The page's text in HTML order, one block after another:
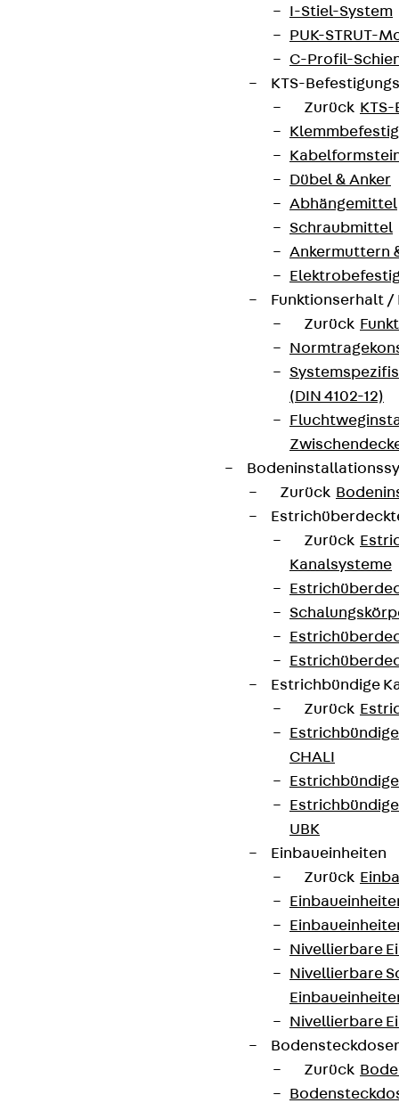
I-Stiel-System
PUK-STRUT-
C-Profil-
KTS-
Zurück
Dübel & Anker
Abhängemittel
Schraubmittel
Ankermuttern
Funktionserhalt
Zurück
(DIN 4102-12)
Zurück
Zurück
Kanalsysteme
Estrichbündige
Zurück
CHALI
UBK
Einbaueinheiten
Zurück
Nivellierbare
Nivellierbare
Nivellierbare
Zurück